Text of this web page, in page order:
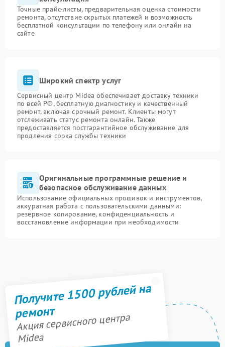
Точные прайс-листы, предварительная оценка стоимости
ремонта, отсутствие скрытых платежей и возможность
бесплатной консультации по телефону или онлайн на
сайте
Широкий спектр услуг
Сервисный центр Midea обеспечивает доставку техники
по всей РФ, бесплатную диагностику и качественный
ремонт, включая срочный ремонт. Клиенты могут
отслеживать статус ремонта онлайн. Также
предоставляется постгарантийное обслуживание для
продления срока службы техники
Оригинальные программные решение и
безопасное обслуживание данных
Использование официальных прошивок и инструментов,
аккуратная работа с пользовательскими данными:
резервное копирование, конфиденциальность и
восстановление информации при необходимости
Получите 1500 рублей на
ремонт
Акция сервисного центра
Midea